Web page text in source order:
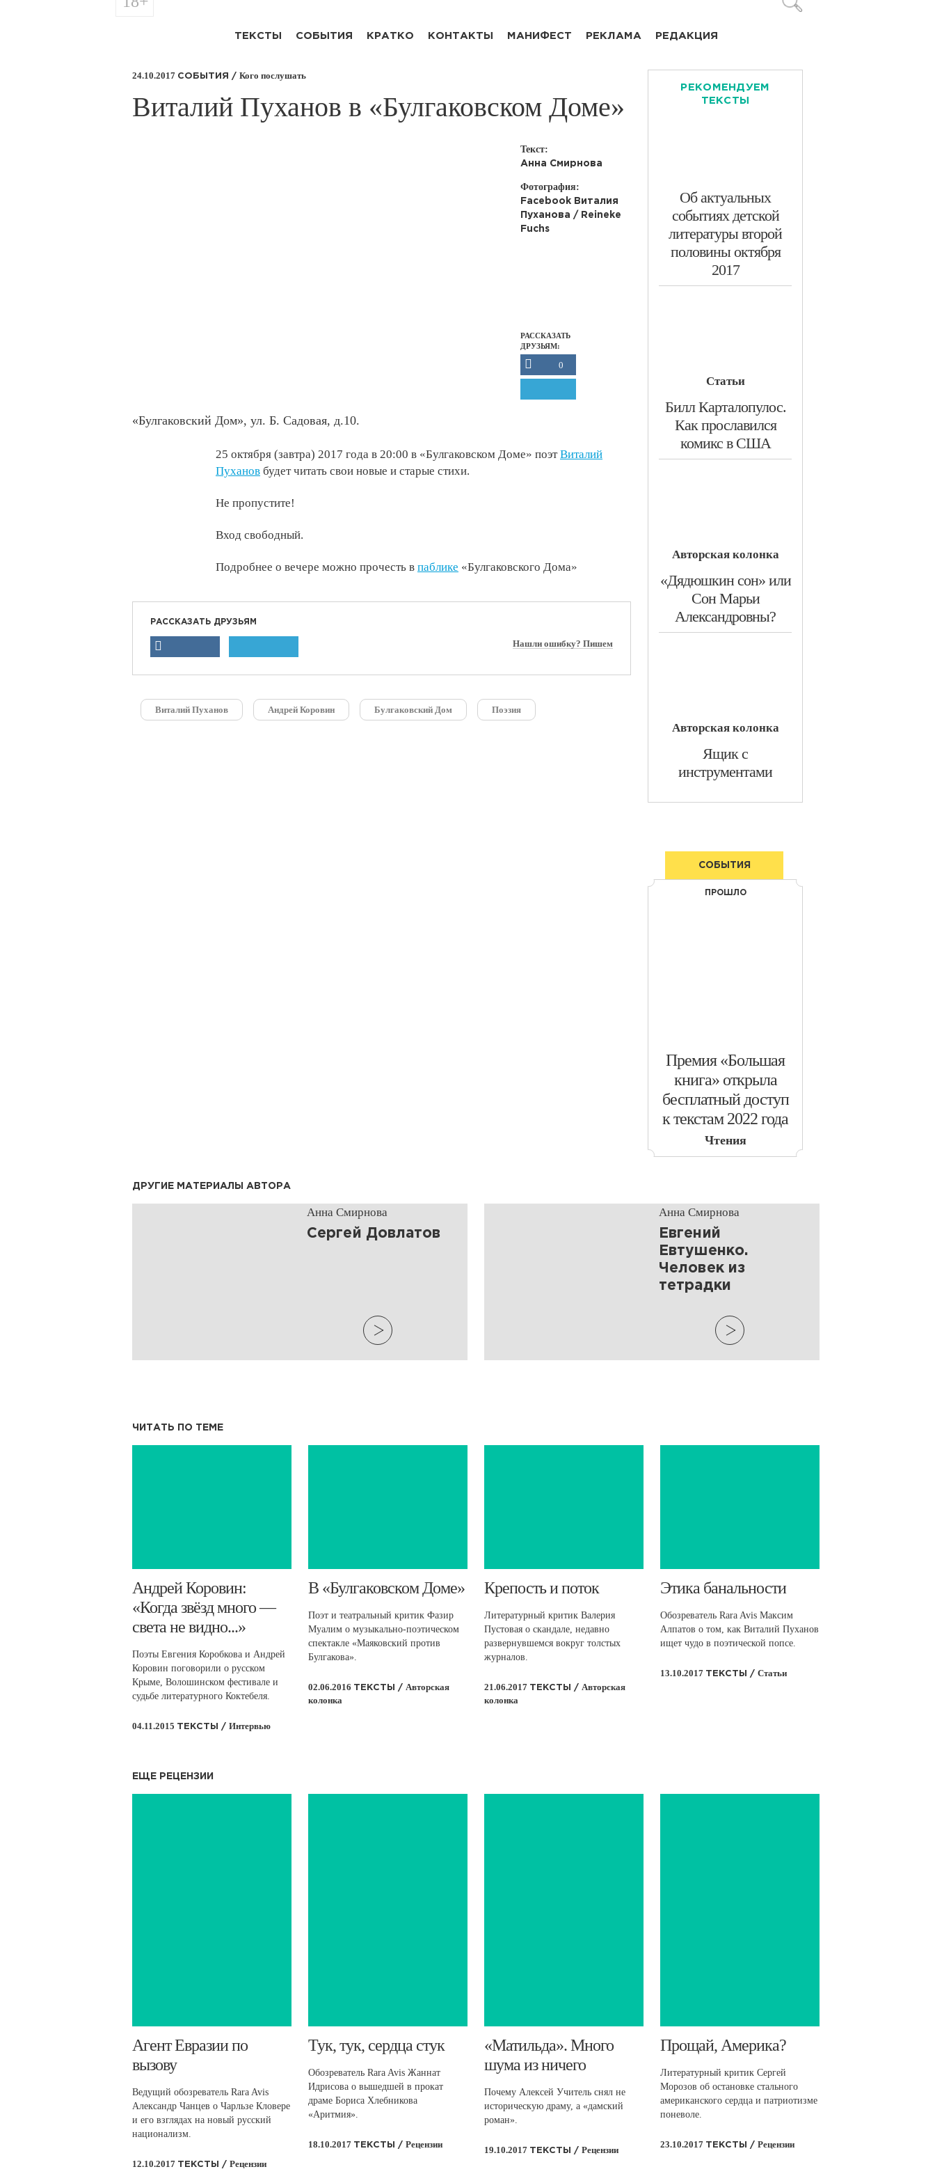
ТЕКСТЫ СОБЫТИЯ КРАТКО КОНТАКТЫ МАНИФЕСТ РЕКЛАМА РЕДАКЦИЯ
24.10.2017 СОБЫТИЯ / Кого послушать
​Виталий Пуханов в «Булгаковском Доме»
Текст:
Анна Смирнова
Фотография:
Facebook Виталия
Пуханова / Reineke
Fuchs
РАССКАЗАТЬ
ДРУЗЬЯМ:
0
«Булгаковский Дом», ул. Б. Садовая, д.10.
25 октября (завтра) 2017 года в 20:00 в «Булгаковском Доме» поэтВиталий
Пуханов будет читать свои новые и старые стихи.
Не пропустите!
Вход свободный.
Подробнее о вечере можно прочесть в паблике «Булгаковского Дома»
РАССКАЗАТЬ ДРУЗЬЯМ
Нашли ошибку? Пишем
Виталий Пуханов Андрей Коровин Булгаковский Дом Поэзия
РЕКОМЕНДУЕМ
ТЕКСТЫ
​Об актуальных
событиях детской
литературы второй
половины октября
2017
Статьи
​Билл Карталопулос.
Как прославился
комикс в США
Авторская колонка
​«Дядюшкин сон» или
Сон Марьи
Александровны?
Авторская колонка
​Ящик с
инструментами
СОБЫТИЯ
ПРОШЛО
​Премия «Большая
книга» открыла
бесплатный доступ
к текстам 2022 года
Чтения
ДРУГИЕ МАТЕРИАЛЫ АВТОРА
Анна Смирнова
​Сергей Довлатов
Анна Смирнова
Евгений
Евтушенко.
Человек из
тетрадки
ЧИТАТЬ ПО ТЕМЕ
​Андрей Коровин:
«Когда звёзд много —
света не видно...»
Поэты Евгения Коробкова и Андрей
Коровин поговорили о русском
Крыме, Волошинском фестивале и
судьбе литературного Коктебеля.
04.11.2015 ТЕКСТЫ / Интервью
​В «Булгаковском Доме»
Поэт и театральный критик Фазир
Муалим о музыкально-поэтическом
спектакле «Маяковский против
Булгакова».
02.06.2016 ТЕКСТЫ / Авторская
колонка
​Крепость и поток
Литературный критик Валерия
Пустовая о скандале, недавно
развернувшемся вокруг толстых
журналов.
21.06.2017 ТЕКСТЫ / Авторская
колонка
​Этика банальности
Обозреватель Rara Avis Максим
Алпатов о том, как Виталий Пуханов
ищет чудо в поэтической попсе.
13.10.2017 ТЕКСТЫ / Статьи
ЕЩЕ РЕЦЕНЗИИ
​Агент Евразии по
вызову
Ведущий обозреватель Rara Avis
Александр Чанцев о Чарльзе Кловере
и его взглядах на новый русский
национализм.
12.10.2017 ТЕКСТЫ / Рецензии
​Тук, тук, сердца стук
Обозреватель Rara Avis Жаннат
Идрисова о вышедшей в прокат
драме Бориса Хлебникова
«Аритмия».
18.10.2017 ТЕКСТЫ / Рецензии
​«Матильда». Много
шума из ничего
Почему Алексей Учитель снял не
историческую драму, а «дамский
роман».
19.10.2017 ТЕКСТЫ / Рецензии
​Прощай, Америка?
Литературный критик Сергей
Морозов об остановке стального
американского сердца и патриотизме
поневоле.
23.10.2017 ТЕКСТЫ / Рецензии